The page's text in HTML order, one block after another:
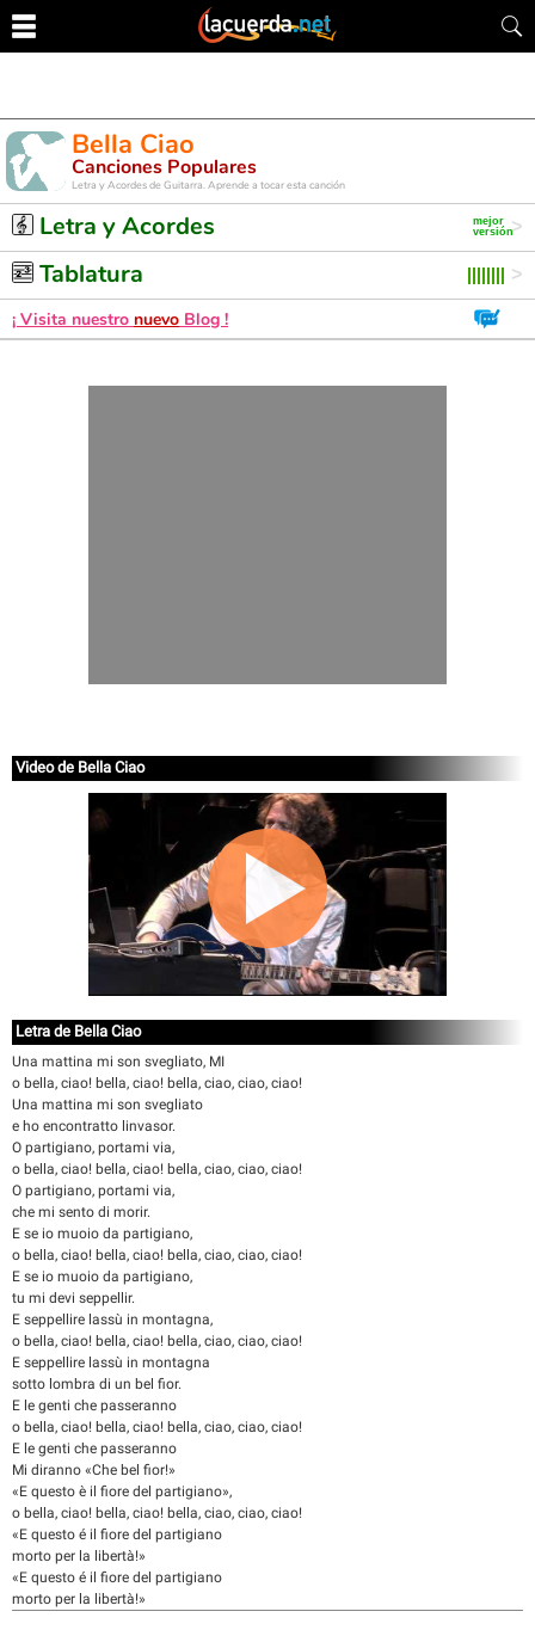
Bella Ciao
Canciones Populares
Letra y Acordes de Guitarra. Aprende a tocar esta canción
Letra y Acordes
Tablatura
¡ Visita nuestro nuevo Blog !
Video de Bella Ciao
Letra de Bella Ciao
Una mattina mi son svegliato, MI
o bella, ciao! bella, ciao! bella, ciao, ciao, ciao!
Una mattina mi son svegliato
e ho encontratto linvasor.
O partigiano, portami via,
o bella, ciao! bella, ciao! bella, ciao, ciao, ciao!
O partigiano, portami via,
che mi sento di morir.
E se io muoio da partigiano,
o bella, ciao! bella, ciao! bella, ciao, ciao, ciao!
E se io muoio da partigiano,
tu mi devi seppellir.
E seppellire lassù in montagna,
o bella, ciao! bella, ciao! bella, ciao, ciao, ciao!
E seppellire lassù in montagna
sotto lombra di un bel fior.
E le genti che passeranno
o bella, ciao! bella, ciao! bella, ciao, ciao, ciao!
E le genti che passeranno
Mi diranno «Che bel fior!»
«E questo è il fiore del partigiano»,
o bella, ciao! bella, ciao! bella, ciao, ciao, ciao!
«E questo é il fiore del partigiano
morto per la libertà!»
«E questo é il fiore del partigiano
morto per la libertà!»